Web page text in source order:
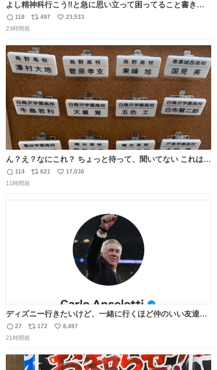
よし精神科行こう‼️と急に思い立って困ってること書き出
してたらペン止まらなくなってすごい勢いで埋まってワロ
タ
返
信
118
リ
ト
数
497
い
数
23,533
23時間前
ん？え？なにこれ？ ちょっと待って、聞いてない これは販
売されているのもですか？
返
信
114
リ
621
い
17,036
11時間前
ディズニー行きたいけど、一緒に行くほど仲のいい友達が
居ない… ほんでこれ
返
信
27
リ
ポ
ト
172
い
数
8,497
21時間前